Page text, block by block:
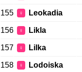
155 ♀ Leokadia
156 ♀ Likla
157 ♀ Lilka
158 ♀ Lodoiska